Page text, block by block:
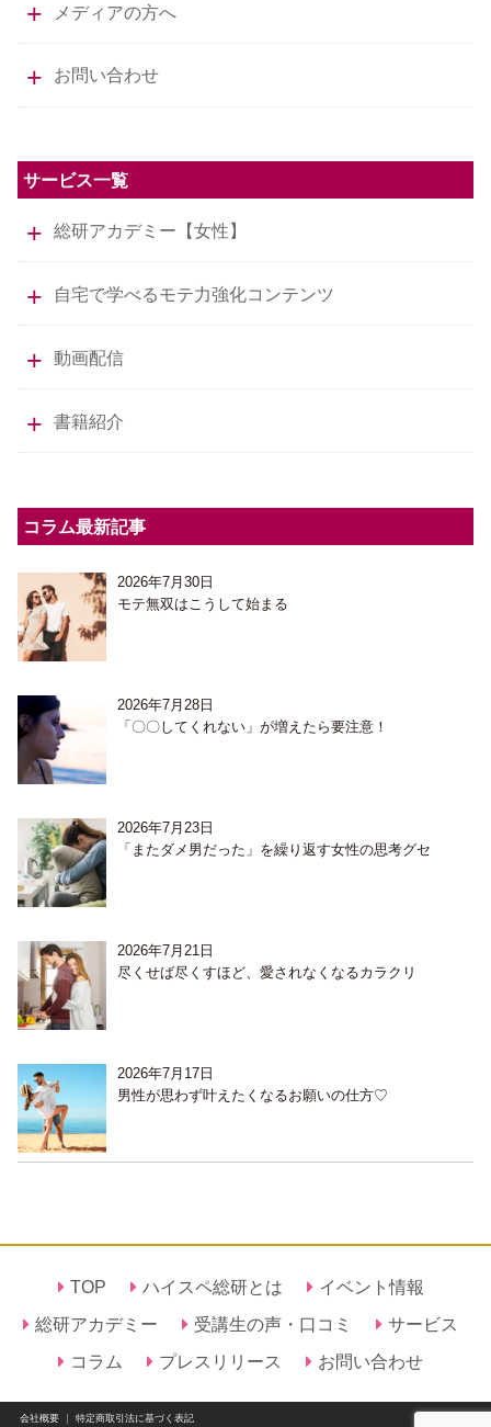
メディアの方へ
お問い合わせ
サービス一覧
総研アカデミー【女性】
自宅で学べるモテ力強化コンテンツ
動画配信
書籍紹介
コラム最新記事
2026年7月30日
モテ無双はこうして始まる
2026年7月28日
「〇〇してくれない」が増えたら要注意！
2026年7月23日
「またダメ男だった」を繰り返す女性の思考グセ
2026年7月21日
尽くせば尽くすほど、愛されなくなるカラクリ
2026年7月17日
男性が思わず叶えたくなるお願いの仕方♡
TOP ハイスペ総研とは
イベント情報
総研アカデミー
受講生の声・口コミ
サービス
コラム
プレスリリース お問い合わせ
会社概要｜ 特定商取引法に基づく表記